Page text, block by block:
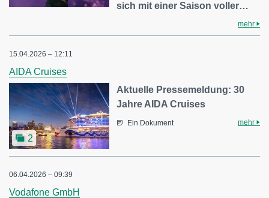
sich mit einer Saison voller…
mehr
15.04.2026 – 12:11
AIDA Cruises
2
Aktuelle Pressemeldung: 30
Jahre AIDA Cruises
Ein Dokument mehr
06.04.2026 – 09:39
Vodafone GmbH